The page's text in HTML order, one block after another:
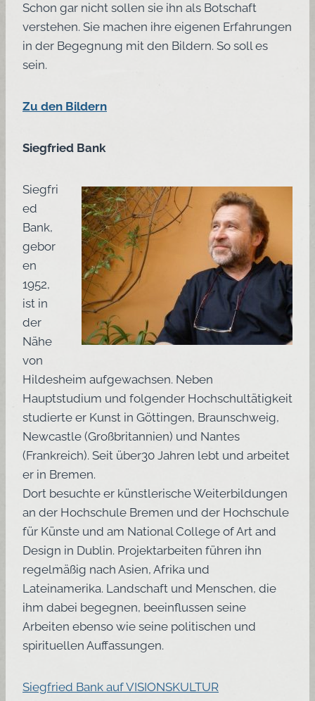
Schon gar nicht sollen sie ihn als Botschaft
verstehen. Sie machen ihre eigenen Erfahrungen
in der Begegnung mit den Bildern. So soll es
sein.
Zu den Bildern
Siegfried Bank
Siegfri
ed
Bank,
gebor
en
1952,
ist in
der
Nähe
von
Hildesheim aufgewachsen. Neben
Hauptstudium und folgender Hochschultätigkeit
studierte er Kunst in Göttingen, Braunschweig,
Newcastle (Großbritannien) und Nantes
(Frankreich). Seit über30 Jahren lebt und arbeitet
er in Bremen.
Dort besuchte er künstlerische Weiterbildungen
an der Hochschule Bremen und der Hochschule
für Künste und am National College of Art and
Design in Dublin. Projektarbeiten führen ihn
regelmäßig nach Asien, Afrika und
Lateinamerika. Landschaft und Menschen, die
ihm dabei begegnen, beeinflussen seine
Arbeiten ebenso wie seine politischen und
spirituellen Auffassungen.
Siegfried Bank auf VISIONSKULTUR